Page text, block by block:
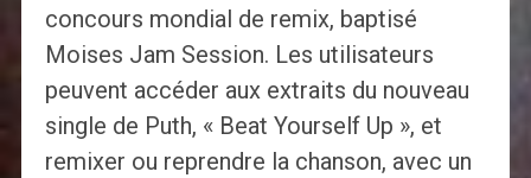
concours mondial de remix, baptisé
Moises Jam Session. Les utilisateurs
peuvent accéder aux extraits du nouveau
single de Puth, « Beat Yourself Up », et
remixer ou reprendre la chanson, avec un